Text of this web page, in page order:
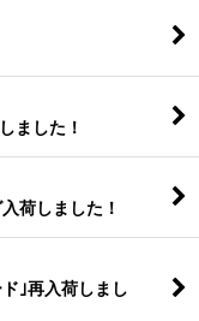
ました！
荷しました！
｣再入荷しまし